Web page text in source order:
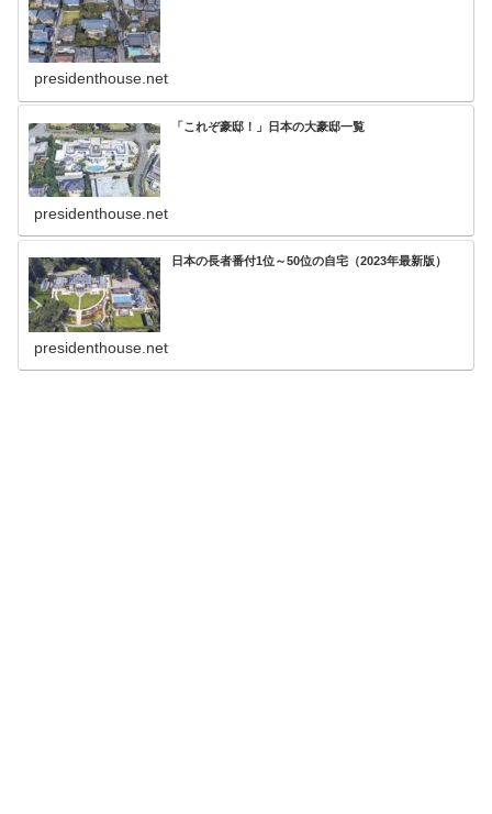
presidenthouse.net
「これぞ豪邸！」日本の大豪邸一覧
presidenthouse.net
日本の長者番付1位～50位の自宅（2023年最新版）
presidenthouse.net